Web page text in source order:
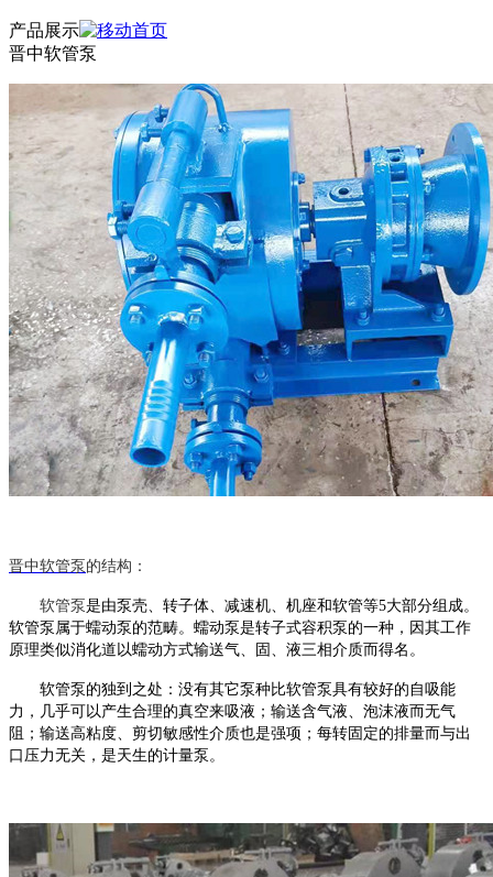
产品展示
晋中软管泵
晋中软管泵 的结构：
软管泵是由泵壳、转子体、减速机、机座和软管等5大部分组成。
软管泵 属于蠕动泵的范畴。蠕动泵是转子式容积泵的一种，因其工作
原理类似消化道以蠕动方式输送气、固、液三相介质而得名。
软管泵 的独到之处：没有其它泵种比软管泵具有较好的自吸能
力，几乎可以产生合理的真空来吸液；输送含气液、泡沫液而无气
阻；输送高粘度、剪切敏感性介质也是强项；每转固定的排量而与出
口压力无关，是天生的计量泵。